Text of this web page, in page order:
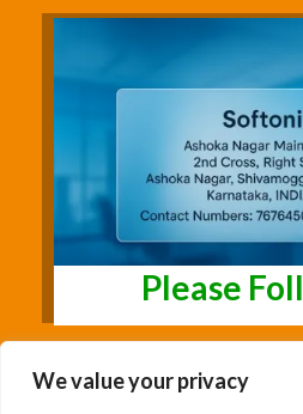
We value your privacy
Please